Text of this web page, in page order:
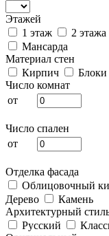
Этажей
1 этаж
2 этажа
Мансарда
Материал стен
Кирпич
Блоки
Число комнат
от
Число спален
от
Отделка фасада
Облицовочный
Дерево
Камень
Архитектурный
Русский